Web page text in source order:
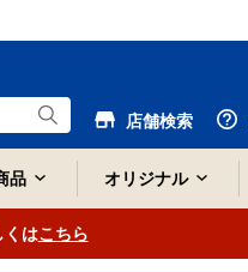
店舗検索
品 オリジナル
くはこちら